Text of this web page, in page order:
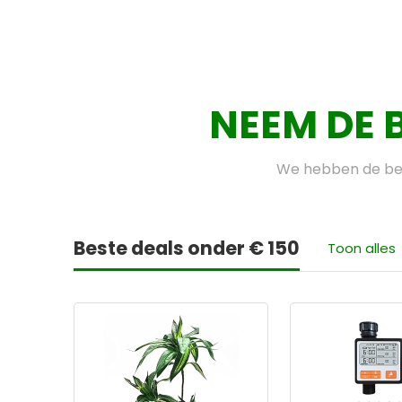
NEEM DE
We hebben de
Beste deals onder € 150 Toon alles